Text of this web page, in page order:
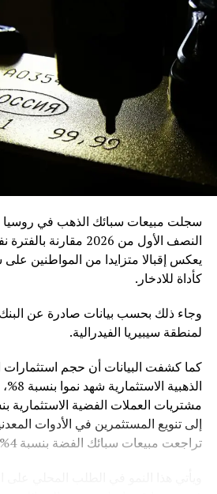
بشكل متزايد كوسيلة للتحوّط ضد
الجيوسياسية، إضافة إلى دورها كأصل
السياسات النقدية التقليدية.
RELATED TOPICS:
أسعار النفط بدعم من قرار
DON'T MISS
برلماني روسي: يمكن توحيد منظومات
والصين المعلوماتية للتسوية بالعملات
يعكس إقبالا متزايدا من المواطنين على
كأداة للادخار.
وجاء ذلك بحسب بيانات صادرة عن
لمنطقة سيبيريا الفيدرالية.
كما كشفت البيانات أن حجم استثمارات
الذهبية
إلى تنويع المستثمرين في الأدوات
تراجعت مبيعات سبائك الفضة بنسبة 4% خلال الفترة ذاتها.